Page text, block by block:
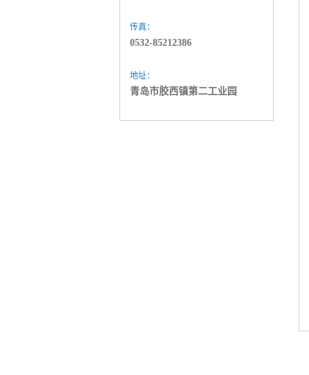
传真：
0532-85212386
地址：
青岛市胶西镇第二工业园